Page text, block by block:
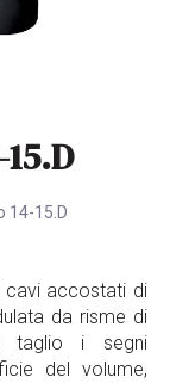
14-15.D
cavi accostati di
da risme di
taglio i segni
del volume,